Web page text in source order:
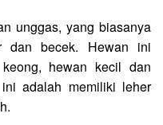
unggas, yang biasanya
dan becek. Hewan ini
hewan kecil dan
adalah memiliki leher